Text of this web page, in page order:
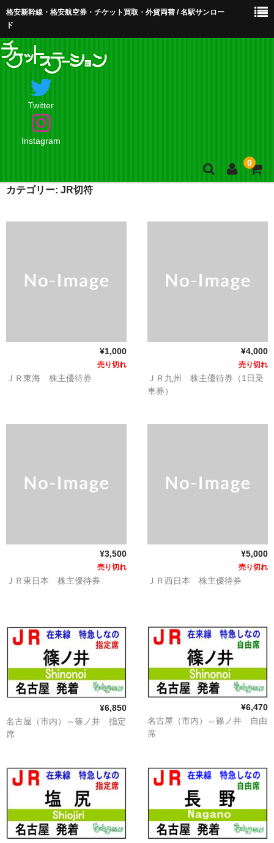
格安新幹線・格安航空券・チケット買取・外貨両替 / 名駅サンロー
ド
Twitter
Instagram
0
買取 金・プラチナ
【販売】JR・名鉄・近鉄
【販売】切手・レターパック 等
【販売】JAL・ANA株主優待券
カテゴリー: JR切符
¥1,000
売り切れ
ＪＲ東海 株主優待券
¥4,000
売り切れ
ＪＲ九州 株主優待券（1日乗
車券）
¥3,500
売り切れ
ＪＲ東日本 株主優待券
¥5,000
売り切れ
ＪＲ西日本 株主優待券
¥6,850
名古屋（市内）⇔篠ノ井 指定
席
¥6,470
名古屋（市内）⇔篠ノ井 自由
席